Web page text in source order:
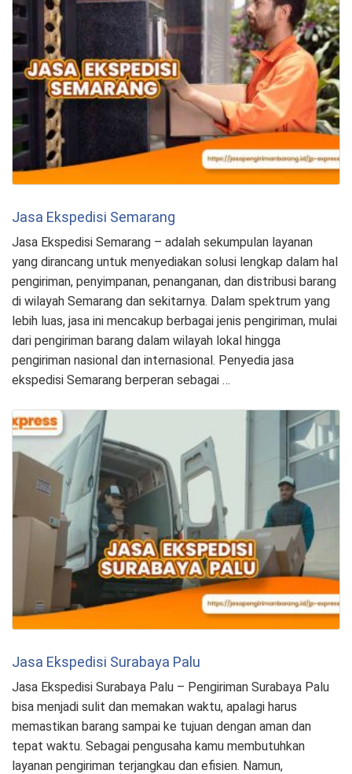
Jasa Ekspedisi Semarang
Jasa Ekspedisi Semarang – adalah sekumpulan layanan
yang dirancang untuk menyediakan solusi lengkap dalam hal
pengiriman, penyimpanan, penanganan, dan distribusi barang
di wilayah Semarang dan sekitarnya. Dalam spektrum yang
lebih luas, jasa ini mencakup berbagai jenis pengiriman, mulai
dari pengiriman barang dalam wilayah lokal hingga
pengiriman nasional dan internasional. Penyedia jasa
ekspedisi Semarang berperan sebagai …
Jasa Ekspedisi Surabaya Palu
Jasa Ekspedisi Surabaya Palu – Pengiriman Surabaya Palu
bisa menjadi sulit dan memakan waktu, apalagi harus
memastikan barang sampai ke tujuan dengan aman dan
tepat waktu. Sebagai pengusaha kamu membutuhkan
layanan pengiriman terjangkau dan efisien. Namun,